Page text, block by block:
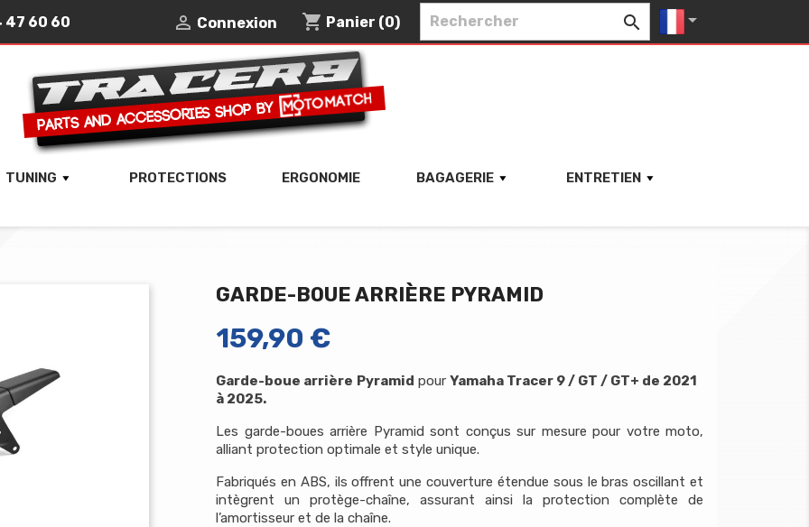
47 60 60  Connexion shopping_cart Panier (0)  
TUNING PROTECTIONS ERGONOMIE BAGAGERIE ENTRETIEN
GARDE-BOUE ARRIÈRE PYRAMID
159,90 €
Garde-boue arrière Pyramid pour Yamaha Tracer 9 / GT / GT+ de 2021
à 2025.
Les garde-boues arrière Pyramid sont conçus sur mesure pour votre moto,
alliant protection optimale et style unique.
Fabriqués en ABS, ils offrent une couverture étendue sous le bras oscillant et
intègrent un protège-chaîne, assurant ainsi la protection complète de
l’amortisseur et de la chaîne.